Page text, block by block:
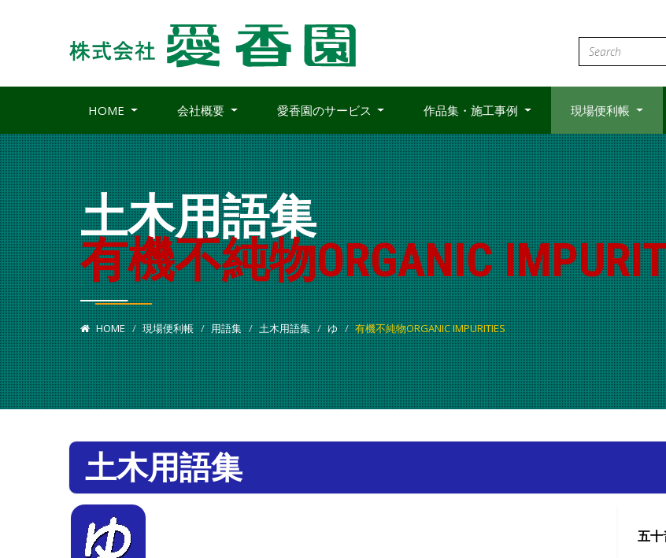
HOME 会社概要 愛香園のサービス 作品集・施工事例 現場便利帳
土木用語集
有機不純物ORGANIC
HOME 現場便利帳 用語集 土木用語集 ゆ 有機不純物ORGANIC IMPURITIES
土木用語集
五十